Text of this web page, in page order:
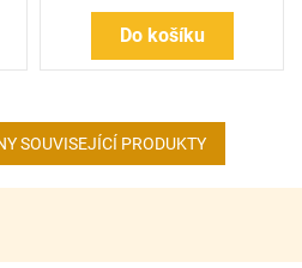
Do košíku
SOUVISEJÍCÍ PRODUKTY